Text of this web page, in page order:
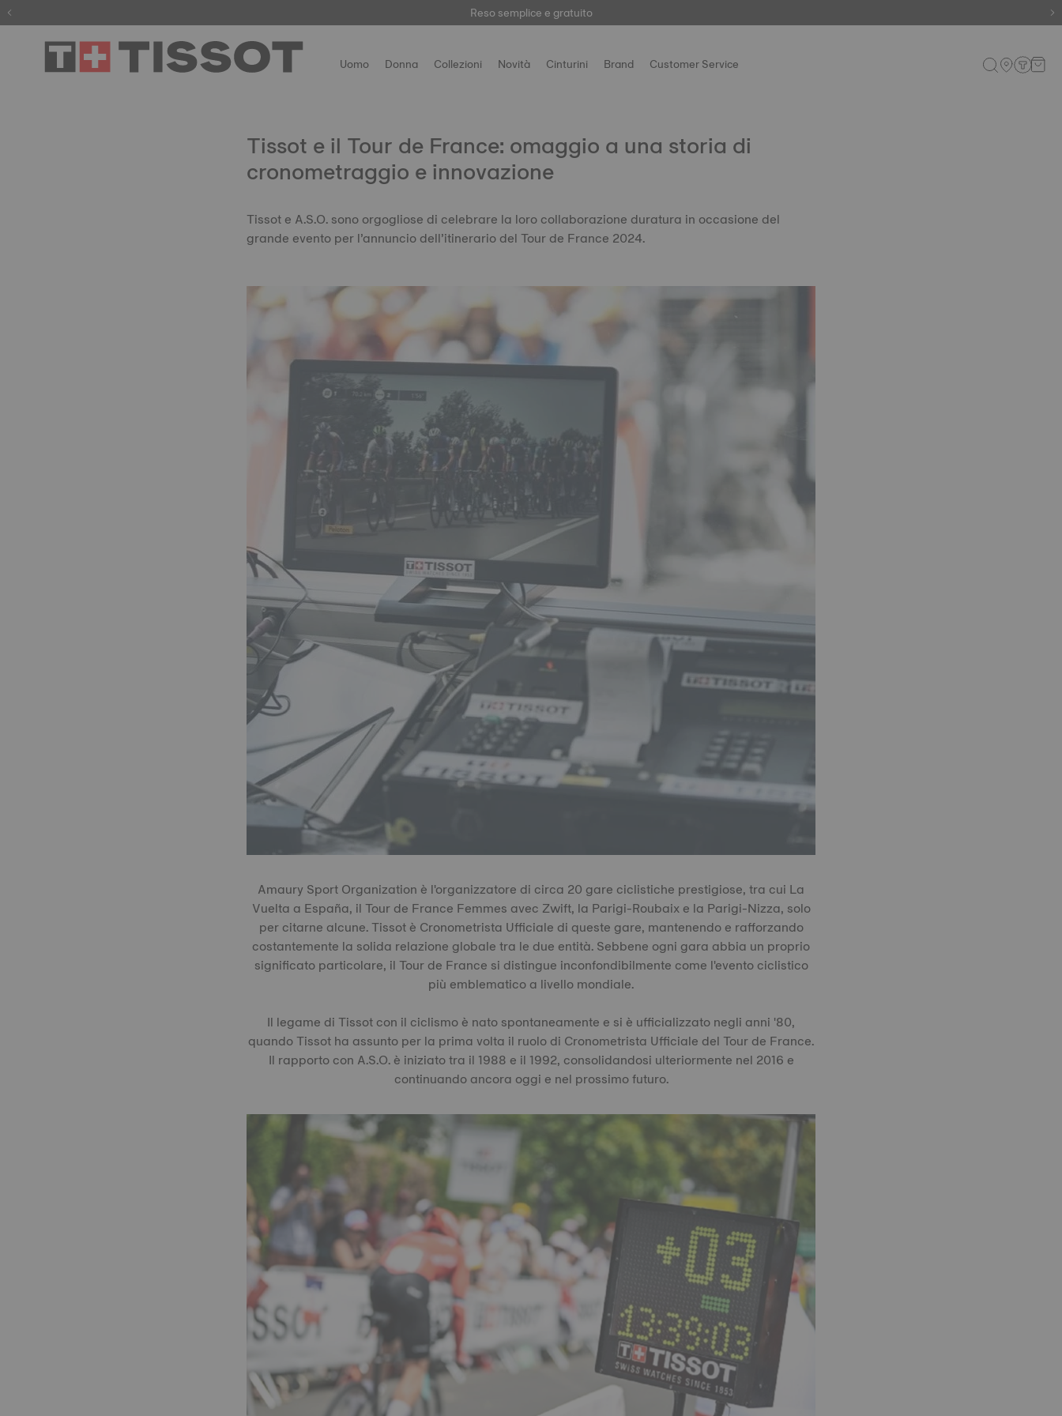
per accedere a tutte le informazioni di prodotto e garanzia
Reso semplice e gratuito
Uomo Donna Collezioni Novità Cinturini Brand Customer Service
Tissot e il Tour de France: omaggio a una storia di
cronometraggio e innovazione
Tissot e A.S.O. sono orgogliose di celebrare la loro collaborazione duratura in occasione del
grande evento per l’annuncio dell’itinerario del Tour de France 2024.
Amaury Sport Organization è l'organizzatore di circa 20 gare ciclistiche prestigiose, tra cui La
Vuelta a España, il Tour de France Femmes avec Zwift, la Parigi-Roubaix e la Parigi-Nizza, solo
per citarne alcune. Tissot è Cronometrista Ufficiale di queste gare, mantenendo e rafforzando
costantemente la solida relazione globale tra le due entità. Sebbene ogni gara abbia un proprio
significato particolare, il Tour de France si distingue inconfondibilmente come l'evento ciclistico
più emblematico a livello mondiale.
Il legame di Tissot con il ciclismo è nato spontaneamente e si è ufficializzato negli anni '80,
quando Tissot ha assunto per la prima volta il ruolo di Cronometrista Ufficiale del Tour de France.
Il rapporto con A.S.O. è iniziato tra il 1988 e il 1992, consolidandosi ulteriormente nel 2016 e
continuando ancora oggi e nel prossimo futuro.